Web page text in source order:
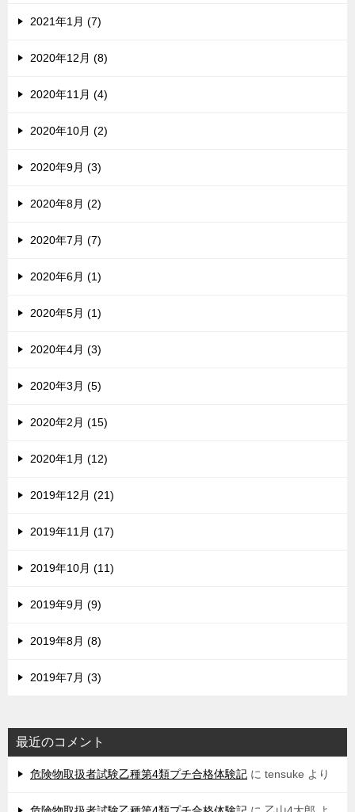
2021年1月 (7)
2020年12月 (8)
2020年11月 (4)
2020年10月 (2)
2020年9月 (3)
2020年8月 (2)
2020年7月 (7)
2020年6月 (1)
2020年5月 (1)
2020年4月 (3)
2020年3月 (5)
2020年2月 (15)
2020年1月 (12)
2019年12月 (21)
2019年11月 (17)
2019年10月 (11)
2019年9月 (9)
2019年8月 (8)
2019年7月 (3)
最近のコメント
危険物取扱者試験乙種第4類プチ合格体験記 に tensuke より